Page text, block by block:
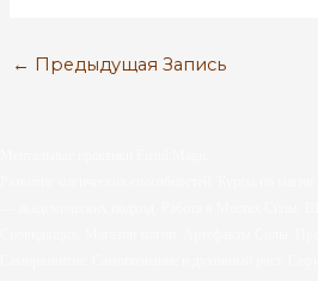
← Предыдущая Запись